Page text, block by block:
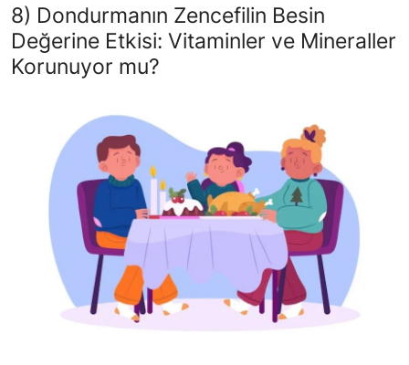
8) Dondurmanın Zencefilin Besin
Değerine Etkisi: Vitaminler ve Mineraller
Korunuyor mu?